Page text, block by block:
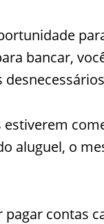
bancar,
aluguel, o
contas